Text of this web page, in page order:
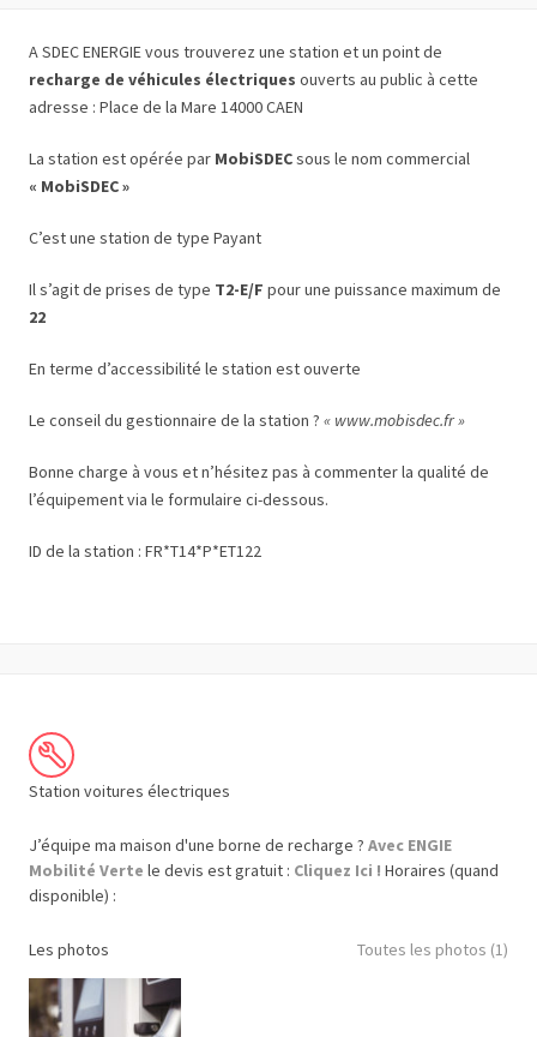
A SDEC ENERGIE vous trouverez une station et un point de
recharge de véhicules électriques ouverts au public à cette
adresse : Place de la Mare 14000 CAEN
La station est opérée par MobiSDECsous le nom commercial
« MobiSDEC »
C’est une station de type Payant
Il s’agit de prises de type T2-E/F pour une puissance maximum de
22
En terme d’accessibilité le station est ouverte
Le conseil du gestionnaire de la station ? « www.mobisdec.fr »
Bonne charge à vous et n’hésitez pas à commenter la qualité de
l’équipement via le formulaire ci-dessous.
ID de la station : FR*T14*P*ET122
Station voitures électriques
J’équipe ma maison d'une borne de recharge ? Avec ENGIE
Mobilité Verte le devis est gratuit : Cliquez Ici ! Horaires (quand
disponible) :
Les photos Toutes les photos (1)